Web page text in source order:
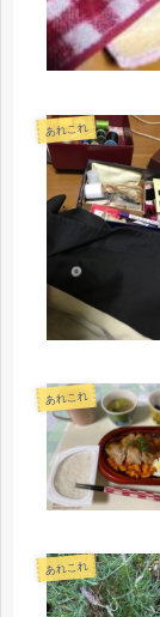
あれこれ
あれこれ
あれこれ